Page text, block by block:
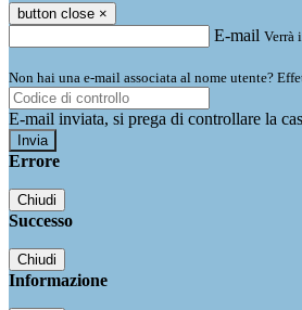
button close ×
E-mail Verrà
Non hai una e-mail associata al nome utente?
E-mail inviata, si prega di controllare la
Errore
Chiudi
Successo
Chiudi
Informazione